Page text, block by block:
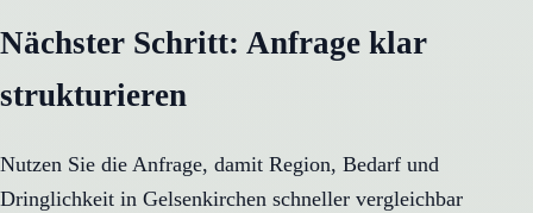
Nächster Schritt: Anfrage klar
strukturieren
Nutzen Sie die Anfrage, damit Region, Bedarf und
Dringlichkeit in Gelsenkirchen schneller vergleichbar